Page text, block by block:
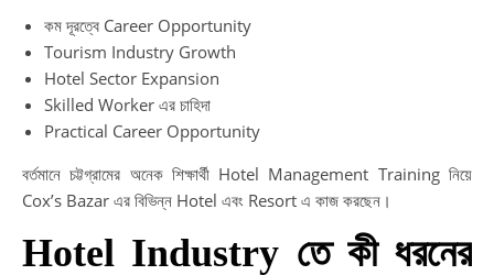
কম দূরত্বে Career Opportunity
Tourism Industry Growth
Hotel Sector Expansion
Skilled Worker এর চাহিদা
Practical Career Opportunity
বর্তমানে চট্টগ্রামের অনেক শিক্ষার্থী Hotel Management Training নিয়ে
Cox’s Bazar এর বিভিন্ন Hotel এবং Resort এ কাজ করছেন।
Hotel Industry তে কী ধরনের